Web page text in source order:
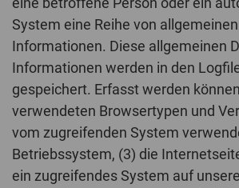
System eine Reihe von
Informationen. Diese allgemeinen
Informationen werden in den
gespeichert. Erfasst werden
verwendeten Browsertypen und
vom zugreifenden System
Betriebssystem, (3) die
ein zugreifendes System auf